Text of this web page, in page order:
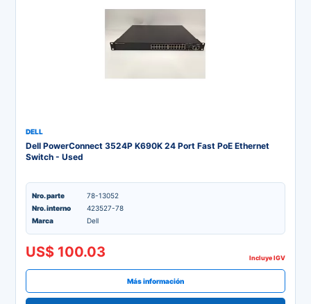
DELL
Dell PowerConnect 3524P K690K 24 Port Fast PoE Ethernet
Switch - Used
Nro. parte
78-13052
Nro. interno
423527-78
Marca
Dell
US$ 100.03 Incluye IGV
Más información